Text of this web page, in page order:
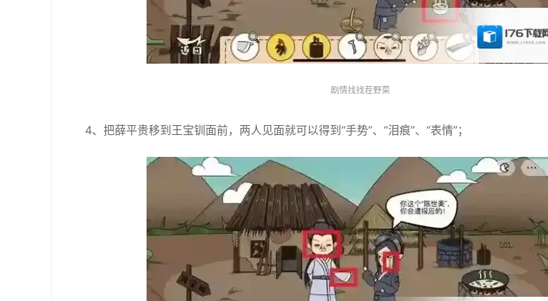
剧情找找茬野菜
4、把薛平贵移到王宝钏面前，两人见面就可以得到“手势”、“泪痕”、“表情”；